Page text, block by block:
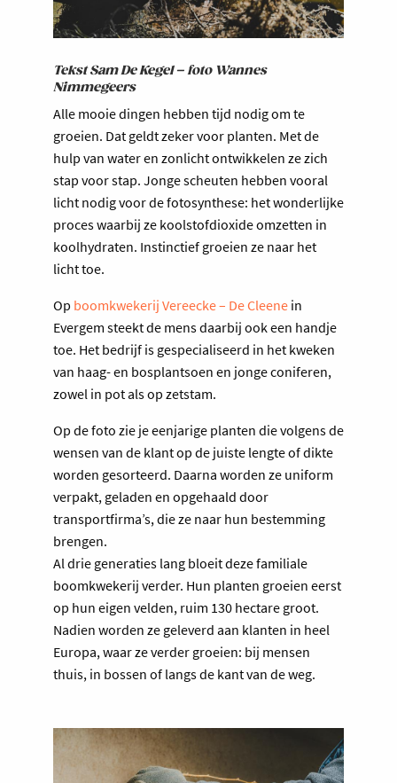
Tekst Sam De Kegel – foto Wannes
Nimmegeers
Alle mooie dingen hebben tijd nodig om te
groeien. Dat geldt zeker voor planten. Met de
hulp van water en zonlicht ontwikkelen ze zich
stap voor stap. Jonge scheuten hebben vooral
licht nodig voor de fotosynthese: het wonderlijke
proces waarbij ze koolstofdioxide omzetten in
koolhydraten. Instinctief groeien ze naar het
licht toe.
Op boomkwekerij Vereecke – De Cleene in
Evergem steekt de mens daarbij ook een handje
toe. Het bedrijf is gespecialiseerd in het kweken
van haag- en bosplantsoen en jonge coniferen,
zowel in pot als op zetstam.
Op de foto zie je eenjarige planten die volgens de
wensen van de klant op de juiste lengte of dikte
worden gesorteerd. Daarna worden ze uniform
verpakt, geladen en opgehaald door
transportfirma’s, die ze naar hun bestemming
brengen.
Al drie generaties lang bloeit deze familiale
boomkwekerij verder. Hun planten groeien eerst
op hun eigen velden, ruim 130 hectare groot.
Nadien worden ze geleverd aan klanten in heel
Europa, waar ze verder groeien: bij mensen
thuis, in bossen of langs de kant van de weg.